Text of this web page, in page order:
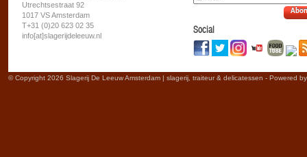
Utrechtsestraat 92
1017 VS Amsterdam
T+31 (0)20 623 02 35
info[at]slagerijdeleeuw.nl
Social
© Copyright 2026 Slagerij De Leeuw Amsterdam | slagerij, traiteur & delicatessen - Powered